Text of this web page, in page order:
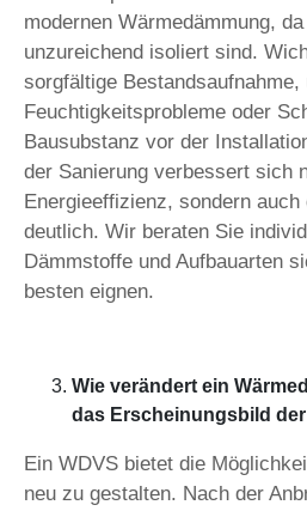
modernen Wärmedämmung,
unzureichend isoliert sind.
sorgfältige Bestandsaufnahme,
Feuchtigkeitsprobleme oder
Bausubstanz vor der
der Sanierung verbessert sich
Energieeffizienz, sondern
deutlich. Wir beraten Sie
Dämmstoffe und Aufbauarten
besten eignen.
Wie verändert ein
das Erscheinungsbild
Ein WDVS bietet die
neu zu gestalten. Nach der